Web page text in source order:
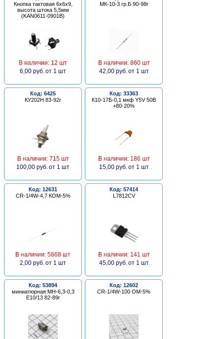
Кнопка тактовая 6х6х9,
высота штока 5,5мм
(KAN0611-0901B)
В наличии: 12 шт
6,00 руб. от 1 шт
МК-10-3 гр.Б 90-98г
В наличии: 860 шт
42,00 руб. от 1 шт
Код: 6425
КУ202Н 83-92г
В наличии: 715 шт
100,00 руб. от 1 шт
Код: 33363
К10-17Б-0,1 мкф Y5V 50В
+80-20%
В наличии: 186 шт
15,00 руб. от 1 шт
Код: 12631
CR-1/4W-4,7 КОМ-5%
В наличии: 5668 шт
2,00 руб. от 1 шт
Код: 57414
L7812CV
В наличии: 141 шт
45,00 руб. от 1 шт
Код: 53894
миниатюрная:МН-6,3-0,3
Е10/13 82-89г
Код: 12602
CR-1/4W-100 ОМ-5%